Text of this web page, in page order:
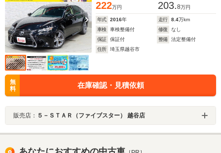
222万円 203.8万円
年式 2016年 走行 8.4万km
車検
車検整備付 修復
なし
保証
保証付 整備
法定整備付
住所
埼玉県越谷市
無
料
在庫確認・見積依頼
販売店： ５－ＳＴＡＲ（ファイブスター） 越谷店